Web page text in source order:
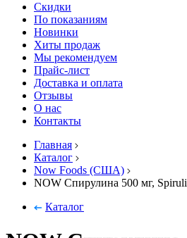
Скидки
По показаниям
Новинки
Хиты продаж
Мы рекомендуем
Прайс-лист
Доставка и оплата
Отзывы
О нас
Контакты
Главная
Каталог
Now Foods (США)
NOW Спирулина 500 мг,
Каталог